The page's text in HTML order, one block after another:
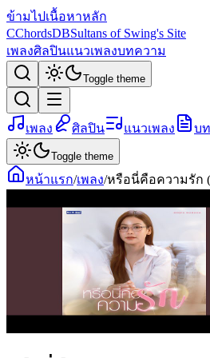
ข้ามไปเนื้อหาหลัก
CChordsDBSultans of Swing's Site
เพลงศิลปินแนวเพลงบทความ
Toggle theme
เพลง ศิลปิน แนวเพลง บ
Toggle theme
หน้าแรก/เพลง/หรือนี่คือความรัก